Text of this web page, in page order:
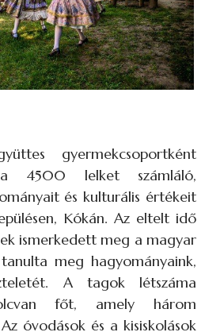
gyermekcsoportként
a 4500 lelket számláló,
és kulturális értékeit
Kókán. Az eltelt idő
ismerkedett meg a magyar
meg hagyományaink,
A tagok létszáma
főt, amely három
óvodások és a kisiskolások